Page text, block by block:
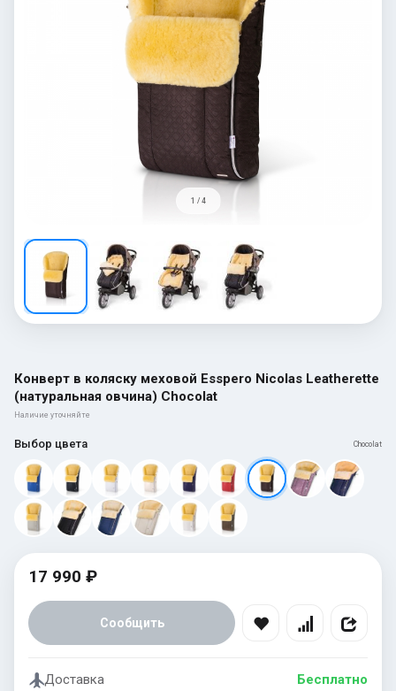
1 / 4
Конверт в коляску меховой Esspero Nicolas Leatherette
(натуральная овчина) Chocolat
Наличие уточняйте
Выбор цвета Chocolat
17 990 ₽
Сообщить
Доставка Бесплатно